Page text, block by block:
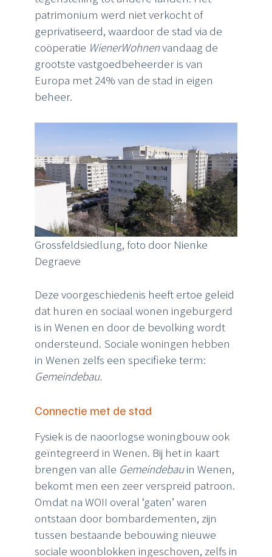
patrimonium werd niet verkocht of
geprivatiseerd, waardoor de stad via de
coöperatie WienerWohnenvandaag de
grootste vastgoedbeheerder is van
Europa met 24% van de stad in eigen
beheer.
Grossfeldsiedlung, foto door Nienke
Degraeve
Deze voorgeschiedenis heeft ertoe geleid
dat huren en sociaal wonen ingeburgerd
is in Wenen en door de bevolking wordt
ondersteund. Sociale woningen hebben
in Wenen zelfs een specifieke term:
Gemeindebau.
Connectie met de stad
Fysiek is de naoorlogse woningbouw ook
geïntegreerd in Wenen. Bij het in kaart
brengen van alle Gemeindebauin Wenen,
bekomt men een zeer verspreid patroon.
Omdat na WOII overal ‘gaten’ waren
ontstaan door bombardementen, zijn
tussen bestaande bebouwing nieuwe
sociale woonblokken ingeschoven, zelfs in